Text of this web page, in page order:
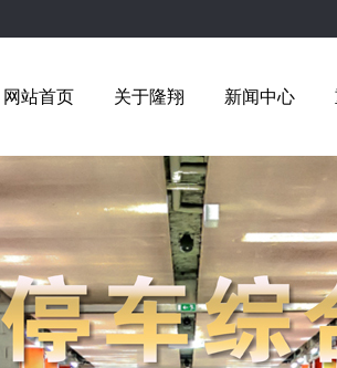
网站首页 关于隆翔 新闻中心